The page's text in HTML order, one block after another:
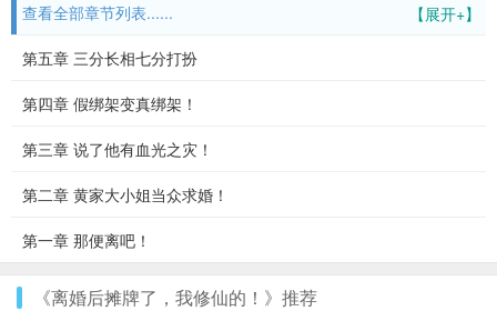
【展开+】
查看全部章节列表......
第五章 三分长相七分打扮
第四章 假绑架变真绑架！
第三章 说了他有血光之灾！
第二章 黄家大小姐当众求婚！
第一章 那便离吧！
《离婚后摊牌了，我修仙的！》推荐